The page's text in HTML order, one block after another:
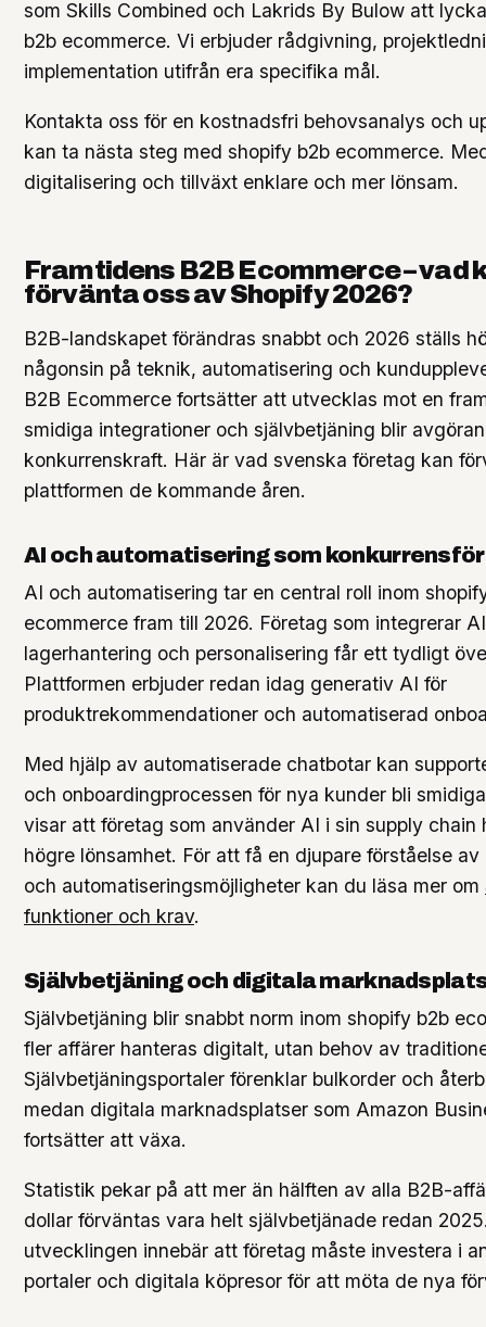
som Skills Combined och Lakrids By Bulow att
b2b ecommerce. Vi erbjuder rådgivning,
implementation utifrån era specifika mål.
Kontakta oss för en kostnadsfri behovsanalys och
kan ta nästa steg med shopify b2b ecommerce.
digitalisering och tillväxt enklare och mer lönsam.
Framtidens B2B Ecommerce – vad
förvänta oss av Shopify 2026?
B2B-landskapet förändras snabbt och 2026 ställs
någonsin på teknik, automatisering och
B2B Ecommerce fortsätter att utvecklas mot en
smidiga integrationer och självbetjäning blir
konkurrenskraft. Här är vad svenska företag kan
plattformen de kommande åren.
AI och automatisering som
AI och automatisering tar en central roll inom
ecommerce fram till 2026. Företag som integrerar
lagerhantering och personalisering får ett tydligt
Plattformen erbjuder redan idag generativ AI för
produktrekommendationer och automatiserad
Med hjälp av automatiserade chatbotar kan
och onboardingprocessen för nya kunder bli
visar att företag som använder AI i sin supply chain
högre lönsamhet. För att få en djupare förståelse
och automatiseringsmöjligheter kan du läsa mer om
funktioner och krav.
Självbetjäning och digitala
Självbetjäning blir snabbt norm inom shopify b2b
fler affärer hanteras digitalt, utan behov av
Självbetjäningsportaler förenklar bulkorder och
medan digitala marknadsplatser som Amazon
fortsätter att växa.
Statistik pekar på att mer än hälften av alla B2B-
dollar förväntas vara helt självbetjänade redan
utvecklingen innebär att företag måste investera i
portaler och digitala köpresor för att möta de nya